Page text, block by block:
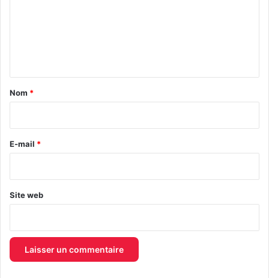
a
e
Nom *
E-mail *
Site web